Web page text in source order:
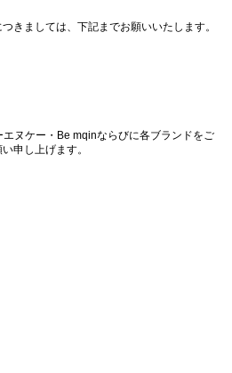
きましては、下記までお願いいたします。
ヌケー・Be mqinならびに各ブランドをご
申し上げます。